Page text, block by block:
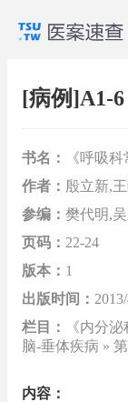
[病例]A1-
书名：
《呼吸
作者： 殷立新,
参编： 樊代明,
页码： 22-24
版本： 1
出版时间：
栏目：
《内分
脑-垂体疾病 »
内容：